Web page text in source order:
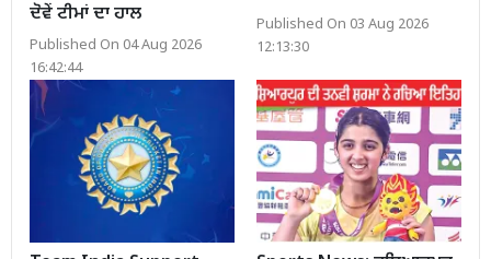
ਦੋਵੇਂ ਟੀਮਾਂ ਦਾ ਹਾਲ
Published On 04 Aug 2026
16:42:44
Published On 03 Aug 2026
12:13:30